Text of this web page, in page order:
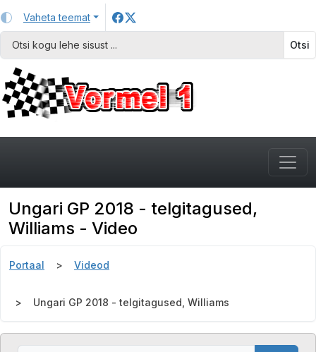
Vaheta teemat
Otsi
Ungari GP 2018 - telgitagused,
Williams - Video
Portaal Videod
Ungari GP 2018 - telgitagused, Williams